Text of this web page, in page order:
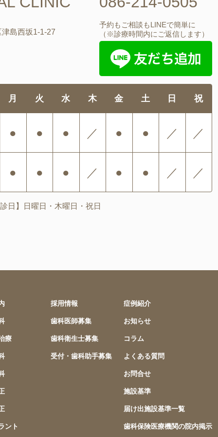
島西坂1-1-27
予約もご相談もLINEで簡単に
（※診療時間内にご返信します）
月 火 水 木 金 土 日 祝
● ● ● ／ ● ● ／ ／
● ● ● ／ ● ● ／ ／
診日】日曜日・木曜日・祝日
療
ント
採用情報
歯科医師募集
歯科衛生士募集
受付・歯科助手募集
症例紹介
お知らせ
コラム
よくある質問
お問合せ
施設基準
届け出施設基準一覧
歯科保険医療機関の院内掲示